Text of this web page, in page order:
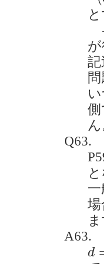
が
ん
Q63.
場
A63.
d
d=